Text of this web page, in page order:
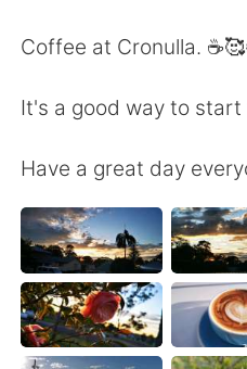
简体
한국어
ไทย
Türkçe
Coffee at Cronulla.
It's a good way to start
Have a great day